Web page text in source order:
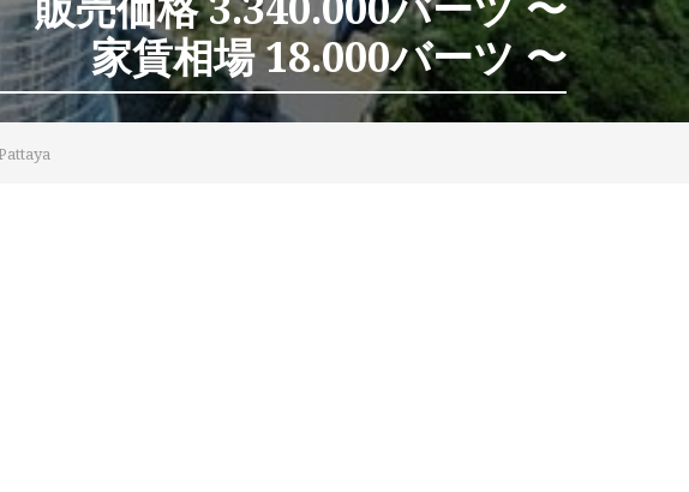
家賃相場 18.000バーツ 〜